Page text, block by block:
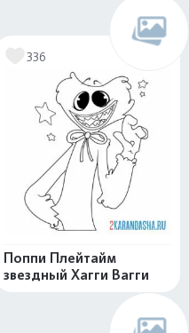
336
Поппи Плейтайм
звездный Хагги Вагги